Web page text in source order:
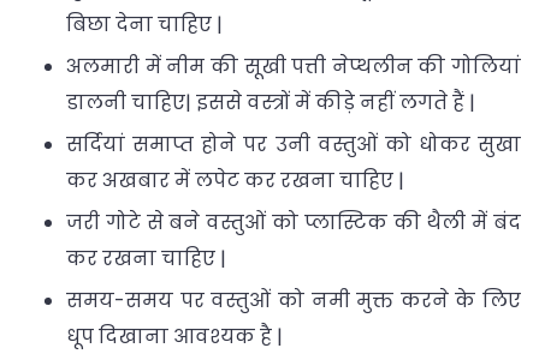
बिछा देना चाहिए |
अलमारी में नीम की सूखी पत्ती नेप्थलीन की गोलियां
डालनी चाहिए| इससे वस्त्रों में कीड़े नहीं लगते हैं |
सर्दियां समाप्त होने पर उनी वस्तुओं को धोकर सुखा
कर अखबार में लपेट कर रखना चाहिए |
जरी गोटे से बने वस्तुओं को प्लास्टिक की थैली में बंद
कर रखना चाहिए |
समय-समय पर वस्तुओं को नमी मुक्त करने के लिए
धूप दिखाना आवश्यक है |